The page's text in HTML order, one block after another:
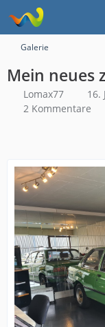
Galerie
Mein neues
Lomax77 16.
2 Kommentare